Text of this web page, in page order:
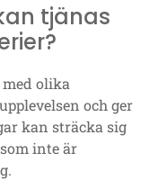
tjänas
olika
och ger
kan sträcka sig
inte är